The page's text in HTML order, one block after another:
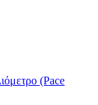
(Pace